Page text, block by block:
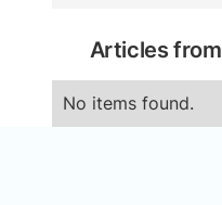
Articles from
No items found.